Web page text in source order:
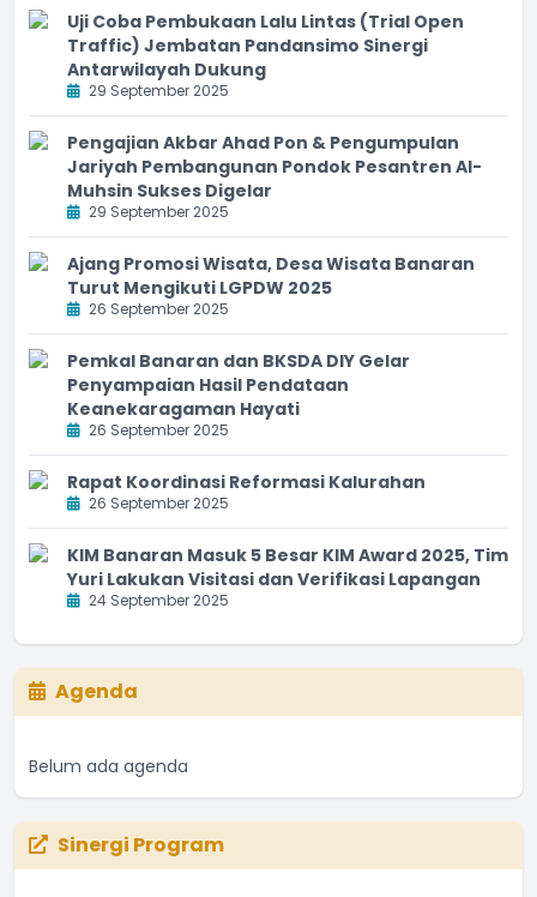
Uji Coba Pembukaan Lalu Lintas (Trial Open
Traffic) Jembatan Pandansimo Sinergi
Antarwilayah Dukung
29 September 2025
Pengajian Akbar Ahad Pon & Pengumpulan
Jariyah Pembangunan Pondok Pesantren Al-
Muhsin Sukses Digelar
29 September 2025
Ajang Promosi Wisata, Desa Wisata Banaran
Turut Mengikuti LGPDW 2025
26 September 2025
Pemkal Banaran dan BKSDA DIY Gelar
Penyampaian Hasil Pendataan
Keanekaragaman Hayati
26 September 2025
Rapat Koordinasi Reformasi Kalurahan
26 September 2025
KIM Banaran Masuk 5 Besar KIM Award 2025, Tim
Yuri Lakukan Visitasi dan Verifikasi Lapangan
24 September 2025
Agenda
Belum ada agenda
Sinergi Program